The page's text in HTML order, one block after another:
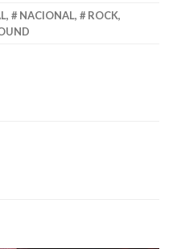
, NACIONAL, ROCK,